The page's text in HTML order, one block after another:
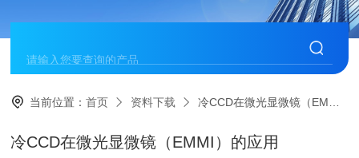
当前位置：首页 资料下载 冷CCD在微光显微镜（EMMI）的应用
冷CCD在微光显微镜（EMMI）的应用